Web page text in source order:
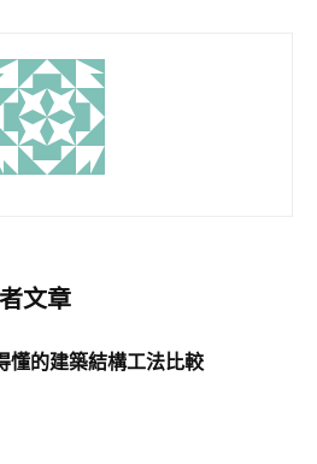
文章
懂的建築結構工法比較